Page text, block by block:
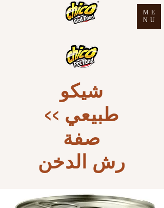
ME
NU
شيكو
طبيعي >>
صفة
رش الدخن